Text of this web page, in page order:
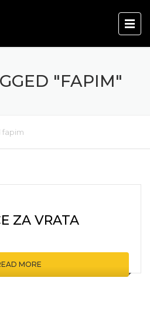
"FAPIM"
fapim
ZA VRATA
MORE